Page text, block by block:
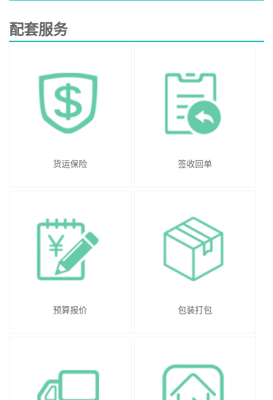
配套服务
货运保险 签收回单
预算报价 包装打包